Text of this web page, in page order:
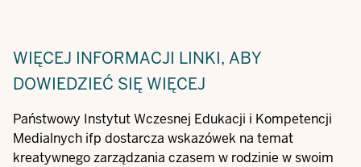
WIĘCEJ INFORMACJI LINKI, ABY
DOWIEDZIEĆ SIĘ WIĘCEJ
Państwowy Instytut Wczesnej Edukacji i Kompetencji
Medialnych ifp dostarcza wskazówek na temat
kreatywnego zarządzania czasem w rodzinie w swoim